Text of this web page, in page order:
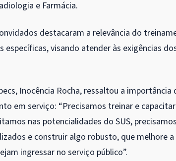
e Farmácia.
destacaram a relevância do
específicas, visando atender às exigências
Inocência Rocha, ressaltou a
em serviço: “Precisamos treinar e
nas potencialidades do SUS,
e construir algo robusto, que melhore
ingressar no serviço público”.